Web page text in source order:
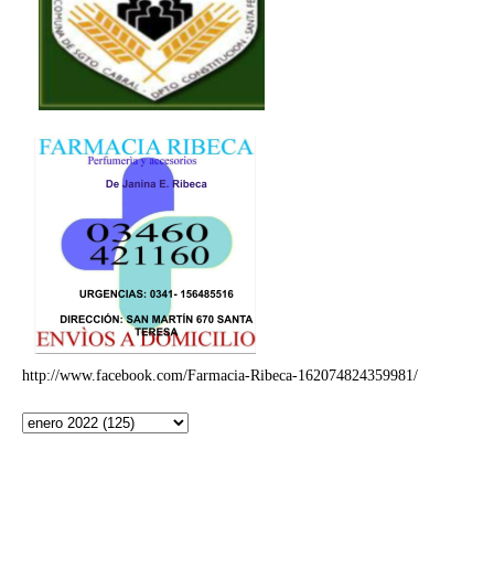
http://www.facebook.com/Farmacia-Ribeca-162074824359981/